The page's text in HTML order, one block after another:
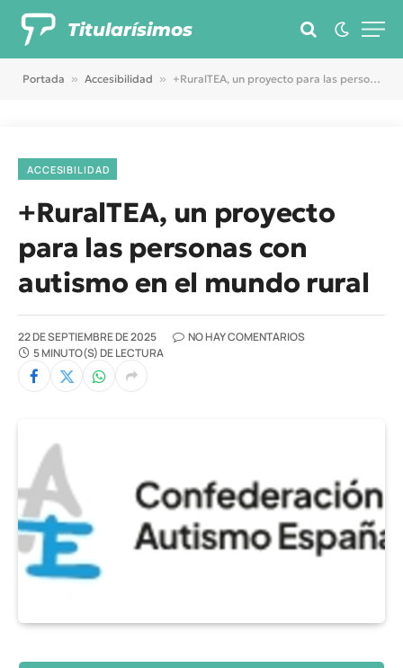
Titularísimos
Portada » Accesibilidad » +RuralTEA, un proyecto para las personas con autismo en el mundo rural
ACCESIBILIDAD
+RuralTEA, un proyecto
para las personas con
autismo en el mundo rural
22 DE SEPTIEMBRE DE 2025
NO HAY COMENTARIOS
5 MINUTO(S) DE LECTURA